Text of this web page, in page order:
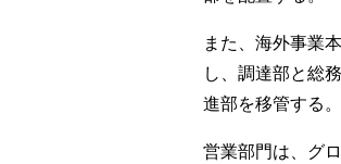
また、海外事業
し、調達部と総
進部を移管する。
営業部門は、グ